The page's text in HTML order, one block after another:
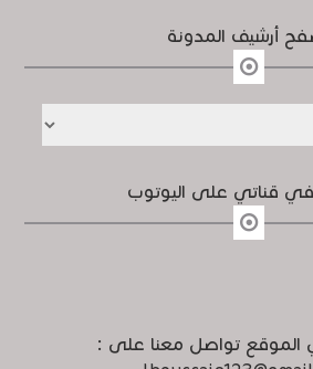
أرشيف المدونة
قناتي على اليوتوب
الموقع تواصل معنا على :